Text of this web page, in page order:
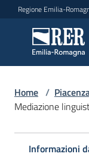
Vai al contenuto
Vai alla navigazione
Vai al footer
Regione Emilia-
e
Argomenti
Home /
Mediazione
Informazioni